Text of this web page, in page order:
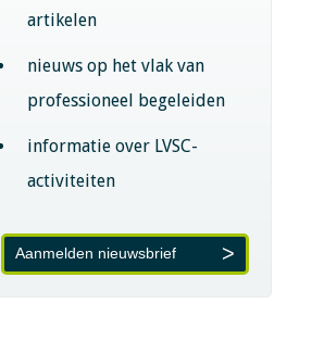
artikelen
nieuws op het vlak van
professioneel begeleiden
informatie over LVSC-
activiteiten
Aanmelden nieuwsbrief